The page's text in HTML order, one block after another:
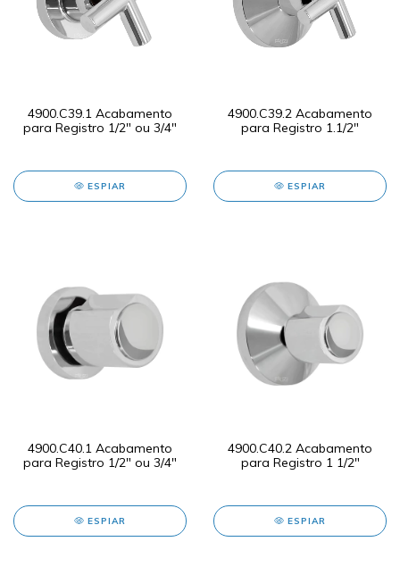
4900.C39.1 Acabamento
para Registro 1/2" ou 3/4"
ESPIAR
4900.C39.2 Acabamento
para Registro 1.1/2"
ESPIAR
4900.C40.1 Acabamento
para Registro 1/2" ou 3/4"
ESPIAR
4900.C40.2 Acabamento
para Registro 1 1/2"
ESPIAR